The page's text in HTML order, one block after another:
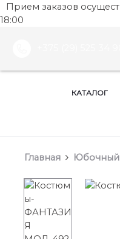
Прием заказов
18:00
КАТАЛОГ
Главная